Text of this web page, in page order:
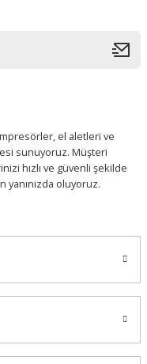
el aletleri ve
sunuyoruz. Müşteri
hızlı ve güvenli şekilde
yanınızda oluyoruz.